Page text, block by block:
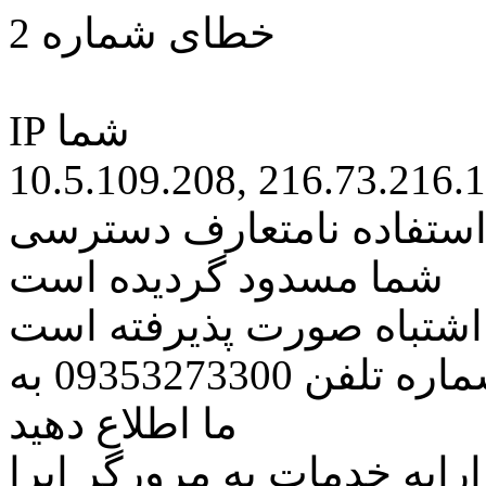
خطای شماره 2
IP شما
10.5.109.208,
نامتعارف دسترسی
شما مسدود گردیده است
اشتباه صورت پذیرفته است
مراتب این مسئله را از طریق شماره تلفن 09353273300 به
ما اطلاع دهید
خدمات به مرورگر اپرا